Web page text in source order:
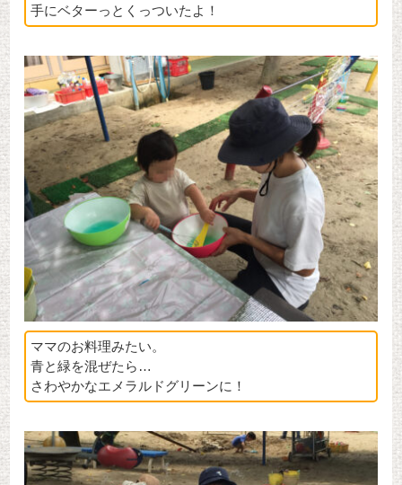
手にベターっとくっついたよ！
ママのお料理みたい。
青と緑を混ぜたら…
さわやかなエメラルドグリーンに！